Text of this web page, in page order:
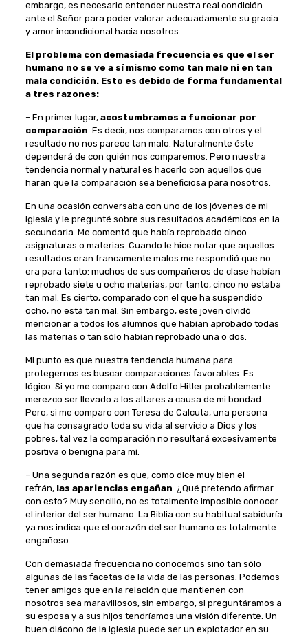
embargo, es necesario entender nuestra real condición
ante el Señor para poder valorar adecuadamente su gracia
y amor incondicional hacia nosotros.
El problema con demasiada frecuencia es que el ser
humano no se ve a sí mismo como tan malo ni en tan
mala condición. Esto es debido de forma fundamental
a tres razones:
– En primer lugar, acostumbramos a funcionar por
comparación . Es decir, nos comparamos con otros y el
resultado no nos parece tan malo. Naturalmente éste
dependerá de con quién nos comparemos. Pero nuestra
tendencia normal y natural es hacerlo con aquellos que
harán que la comparación sea beneficiosa para nosotros.
En una ocasión conversaba con uno de los jóvenes de mi
iglesia y le pregunté sobre sus resultados académicos en la
secundaria. Me comentó que había reprobado cinco
asignaturas o materias. Cuando le hice notar que aquellos
resultados eran francamente malos me respondió que no
era para tanto: muchos de sus compañeros de clase habían
reprobado siete u ocho materias, por tanto, cinco no estaba
tan mal. Es cierto, comparado con el que ha suspendido
ocho, no está tan mal. Sin embargo, este joven olvidó
mencionar a todos los alumnos que habían aprobado todas
las materias o tan sólo habían reprobado una o dos.
Mi punto es que nuestra tendencia humana para
protegernos es buscar comparaciones favorables. Es
lógico. Si yo me comparo con Adolfo Hitler probablemente
merezco ser llevado a los altares a causa de mi bondad.
Pero, si me comparo con Teresa de Calcuta, una persona
que ha consagrado toda su vida al servicio a Dios y los
pobres, tal vez la comparación no resultará excesivamente
positiva o benigna para mí.
– Una segunda razón es que, como dice muy bien el
refrán, las apariencias engañan . ¿Qué pretendo afirmar
con esto? Muy sencillo, no es totalmente imposible conocer
el interior del ser humano. La Biblia con su habitual sabiduría
ya nos indica que el corazón del ser humano es totalmente
engañoso.
Con demasiada frecuencia no conocemos sino tan sólo
algunas de las facetas de la vida de las personas. Podemos
tener amigos que en la relación que mantienen con
nosotros sea maravillosos, sin embargo, si preguntáramos a
su esposa y a sus hijos tendríamos una visión diferente. Un
buen diácono de la iglesia puede ser un explotador en su